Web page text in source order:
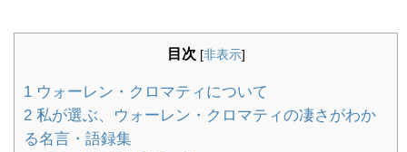
目次 [非表示]
1 ウォーレン・クロマティについて
2 私が選ぶ、ウォーレン・クロマティの凄さがわか
る名言・語録集